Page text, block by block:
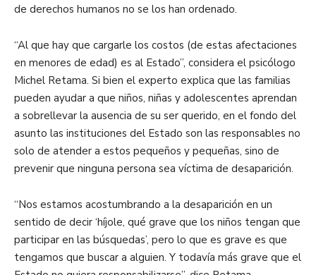
de derechos humanos no se los han ordenado.
“Al que hay que cargarle los costos (de estas afectaciones
en menores de edad) es al Estado”, considera el psicólogo
Michel Retama. Si bien el experto explica que las familias
pueden ayudar a que niños, niñas y adolescentes aprendan
a sobrellevar la ausencia de su ser querido, en el fondo del
asunto las instituciones del Estado son las responsables no
solo de atender a estos pequeños y pequeñas, sino de
prevenir que ninguna persona sea víctima de desaparición.
“Nos estamos acostumbrando a la desaparición en un
sentido de decir ‘híjole, qué grave que los niños tengan que
participar en las búsquedas’, pero lo que es grave es que
tengamos que buscar a alguien. Y todavía más grave que el